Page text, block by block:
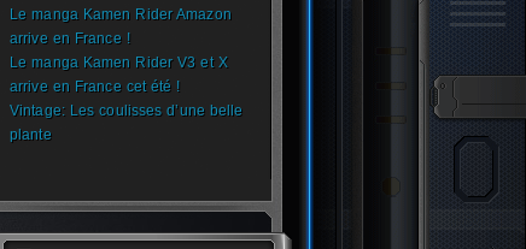
Le manga Kamen Rider Amazon
arrive en France !
Le manga Kamen Rider V3 et X
arrive en France cet été !
Vintage: Les coulisses d’une belle
plante